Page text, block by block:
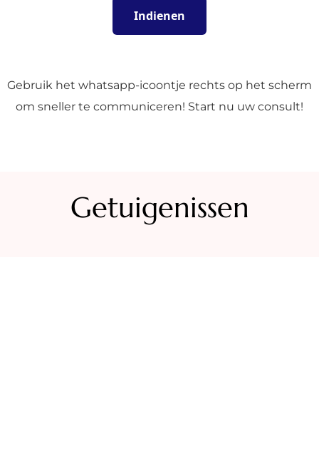
Gebruik het whatsapp-icoontje rechts op het scherm
om sneller te communiceren! Start nu uw consult!
Getuigenissen